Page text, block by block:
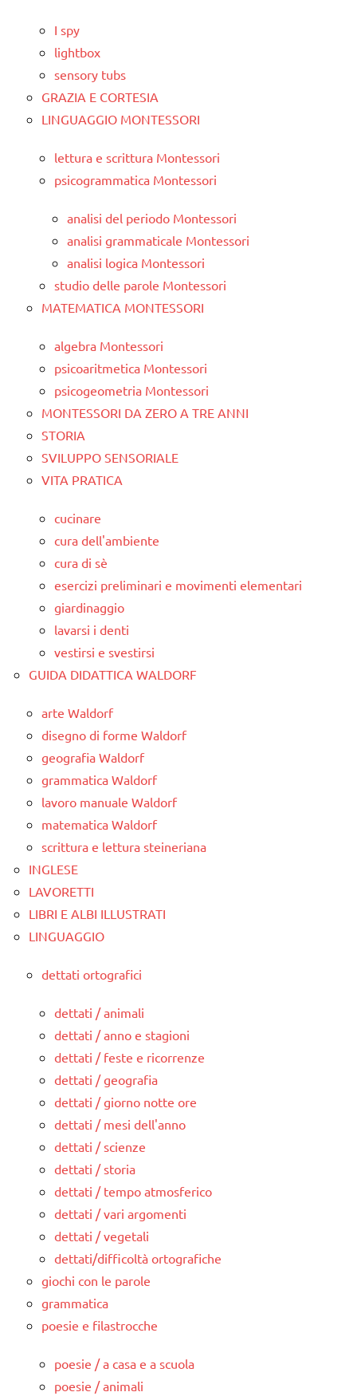
I spy
lightbox
sensory tubs
GRAZIA E CORTESIA
LINGUAGGIO MONTESSORI
lettura e scrittura Montessori
psicogrammatica Montessori
analisi del periodo Montessori
analisi grammaticale Montessori
analisi logica Montessori
studio delle parole Montessori
MATEMATICA MONTESSORI
algebra Montessori
psicoaritmetica Montessori
psicogeometria Montessori
MONTESSORI DA ZERO A TRE ANNI
STORIA
SVILUPPO SENSORIALE
VITA PRATICA
cucinare
cura dell'ambiente
cura di sè
esercizi preliminari e movimenti elementari
giardinaggio
lavarsi i denti
vestirsi e svestirsi
GUIDA DIDATTICA WALDORF
arte Waldorf
disegno di forme Waldorf
geografia Waldorf
grammatica Waldorf
lavoro manuale Waldorf
matematica Waldorf
scrittura e lettura steineriana
INGLESE
LAVORETTI
LIBRI E ALBI ILLUSTRATI
LINGUAGGIO
dettati ortografici
dettati / animali
dettati / anno e stagioni
dettati / feste e ricorrenze
dettati / geografia
dettati / giorno notte ore
dettati / mesi dell'anno
dettati / scienze
dettati / storia
dettati / tempo atmosferico
dettati / vari argomenti
dettati / vegetali
dettati/difficoltà ortografiche
giochi con le parole
grammatica
poesie e filastrocche
poesie / a casa e a scuola
poesie / animali